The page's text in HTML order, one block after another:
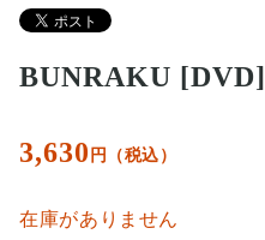
BUNRAKU [DVD]
3,630 円（税込）
在庫がありません